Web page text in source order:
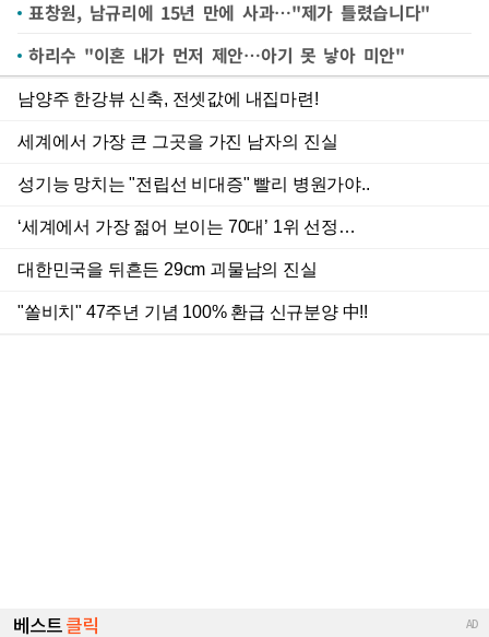
표창원, 남규리에 15년 만에 사과…"제가 틀렸습니다"
하리수 "이혼 내가 먼저 제안…아기 못 낳아 미안"